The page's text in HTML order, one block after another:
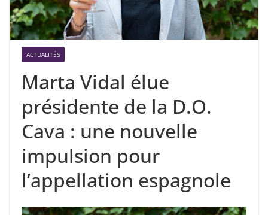
ACTUALITÉS
Marta Vidal élue
présidente de la D.O.
Cava : une nouvelle
impulsion pour
l’appellation espagnole